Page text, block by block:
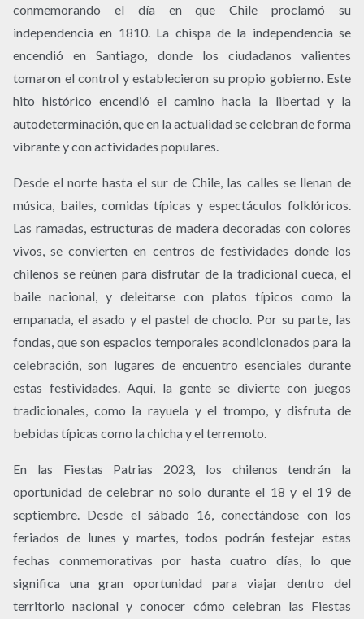
conmemorando el día en que Chile proclamó su
independencia en 1810. La chispa de la independencia se
encendió en Santiago, donde los ciudadanos valientes
tomaron el control y establecieron su propio gobierno. Este
hito histórico encendió el camino hacia la libertad y la
autodeterminación, que en la actualidad se celebran de forma
vibrante y con actividades populares.
Desde el norte hasta el sur de Chile, las calles se llenan de
música, bailes, comidas típicas y espectáculos folklóricos.
Las ramadas, estructuras de madera decoradas con colores
vivos, se convierten en centros de festividades donde los
chilenos se reúnen para disfrutar de la tradicional cueca, el
baile nacional, y deleitarse con platos típicos como la
empanada, el asado y el pastel de choclo. Por su parte, las
fondas, que son espacios temporales acondicionados para la
celebración, son lugares de encuentro esenciales durante
estas festividades. Aquí, la gente se divierte con juegos
tradicionales, como la rayuela y el trompo, y disfruta de
bebidas típicas como la chicha y el terremoto.
En las Fiestas Patrias 2023, los chilenos tendrán la
oportunidad de celebrar no solo durante el 18 y el 19 de
septiembre. Desde el sábado 16, conectándose con los
feriados de lunes y martes, todos podrán festejar estas
fechas conmemorativas por hasta cuatro días, lo que
significa una gran oportunidad para viajar dentro del
territorio nacional y conocer cómo celebran las Fiestas